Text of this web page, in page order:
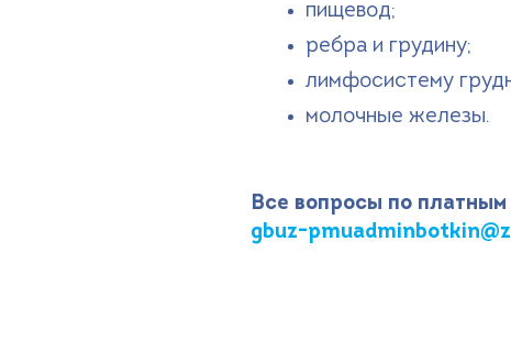
пищевод;
ребра и грудину;
лимфосистему
молочные железы.
Все вопросы по
gbuz-